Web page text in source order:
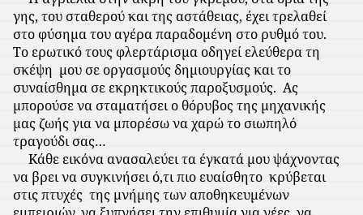
γης, του σταθερού και της αστάθειας, έχει τρελαθεί
στο φύσημα του αγέρα παραδομένη στο ρυθμό του.
Το ερωτικό τους φλερτάρισμα οδηγεί ελεύθερα τη
σκέψη μου σε οργασμούς δημιουργίας και το
συναίσθημα σε εκρηκτικούς παροξυσμούς. Ας
μπορούσε να σταματήσει ο θόρυβος της μηχανικής
μας ζωής για να μπορέσω να χαρώ το σιωπηλό
τραγούδι σας…
Κάθε εικόνα ανασαλεύει τα έγκατά μου ψάχνοντας
να βρει να συγκινήσει ό,τι πιο ευαίσθητο κρύβεται
στις πτυχές της μνήμης των αποθηκευμένων